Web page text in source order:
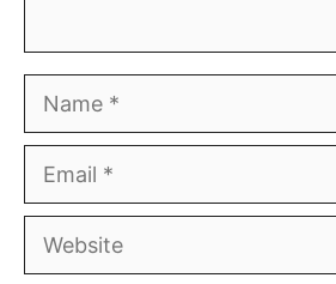
Name
Email
Website